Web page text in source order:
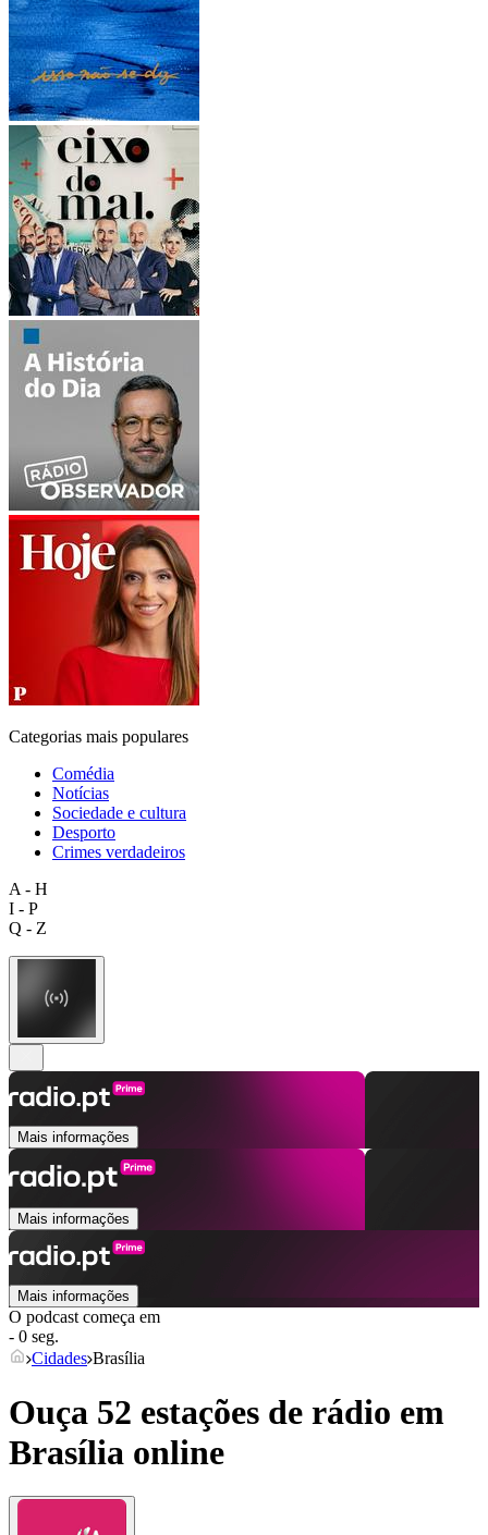
Categorias mais populares
Comédia
Notícias
Sociedade e cultura
Desporto
Crimes verdadeiros
A - H
I - P
Q - Z
Mais informações
Mais informações
Mais informações
O podcast começa em
- 0 seg.
Cidades Brasília
Ouça 52 estações de rádio em
Brasília online